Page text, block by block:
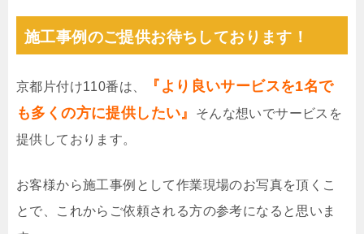
施工事例のご提供お待ちしております！
京都片付け110番は、
『より良いサービスを1名で
も多くの方に提供したい』
そんな想いでサービスを
提供しております。
お客様から施工事例として作業現場のお写真を頂くこ
とで、これからご依頼される方の参考になると思いま